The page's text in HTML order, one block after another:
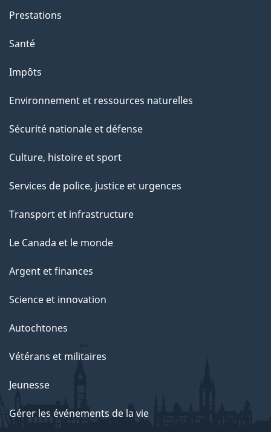
Prestations
Santé
Impôts
Environnement et ressources naturelles
Sécurité nationale et défense
Culture, histoire et sport
Services de police, justice et urgences
Transport et infrastructure
Le Canada et le monde
Argent et finances
Science et innovation
Autochtones
Vétérans et militaires
Jeunesse
Gérer les événements de la vie